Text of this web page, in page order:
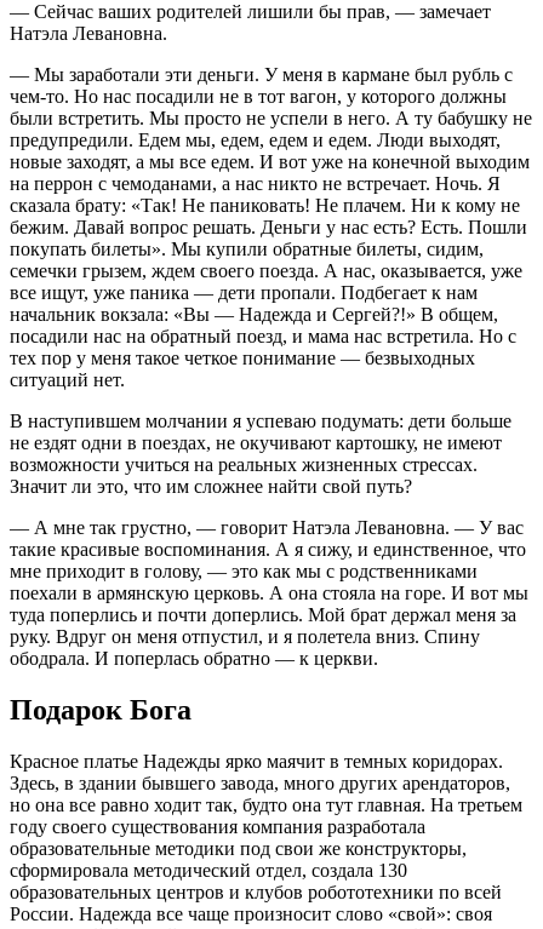
— Сейчас ваших родителей лишили бы прав, — замечает
Натэла Левановна.
— Мы заработали эти деньги. У меня в кармане был рубль с
чем-то. Но нас посадили не в тот вагон, у которого должны
были встретить. Мы просто не успели в него. А ту бабушку не
предупредили. Едем мы, едем, едем и едем. Люди выходят,
новые заходят, а мы все едем. И вот уже на конечной выходим
на перрон с чемоданами, а нас никто не встречает. Ночь. Я
сказала брату: «Так! Не паниковать! Не плачем. Ни к кому не
бежим. Давай вопрос решать. Деньги у нас есть? Есть. Пошли
покупать билеты». Мы купили обратные билеты, сидим,
семечки грызем, ждем своего поезда. А нас, оказывается, уже
все ищут, уже паника — дети пропали. Подбегает к нам
начальник вокзала: «Вы — Надежда и Сергей?!» В общем,
посадили нас на обратный поезд, и мама нас встретила. Но с
тех пор у меня такое четкое понимание — безвыходных
ситуаций нет.
В наступившем молчании я успеваю подумать: дети больше
не ездят одни в поездах, не окучивают картошку, не имеют
возможности учиться на реальных жизненных стрессах.
Значит ли это, что им сложнее найти свой путь?
— А мне так грустно, — говорит Натэла Левановна. — У вас
такие красивые воспоминания. А я сижу, и единственное, что
мне приходит в голову, — это как мы с родственниками
поехали в армянскую церковь. А она стояла на горе. И вот мы
туда поперлись и почти доперлись. Мой брат держал меня за
руку. Вдруг он меня отпустил, и я полетела вниз. Спину
ободрала. И поперлась обратно — к церкви.
Подарок Бога
Красное платье Надежды ярко маячит в темных коридорах.
Здесь, в здании бывшего завода, много других арендаторов,
но она все равно ходит так, будто она тут главная. На третьем
году своего существования компания разработала
образовательные методики под свои же конструкторы,
сформировала методический отдел, создала 130
образовательных центров и клубов робототехники по всей
России. Надежда все чаще произносит слово «свой»: своя